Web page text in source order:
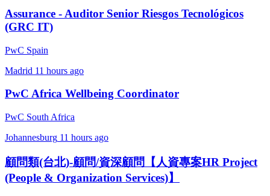
Assurance - Auditor Senior Riesgos Tecnológicos
(GRC IT)
PwC Spain
Madrid 11 hours ago
PwC Africa Wellbeing Coordinator
PwC South Africa
Johannesburg 11 hours ago
顧問類(台北)-顧問/資深顧問【人資專案HR Project
(People & Organization Services)】